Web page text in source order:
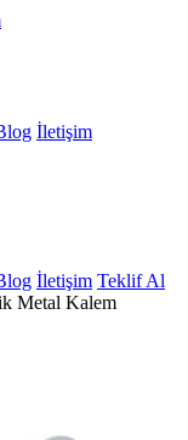
İletişim
İletişim Teklif Al
Metal Kalem